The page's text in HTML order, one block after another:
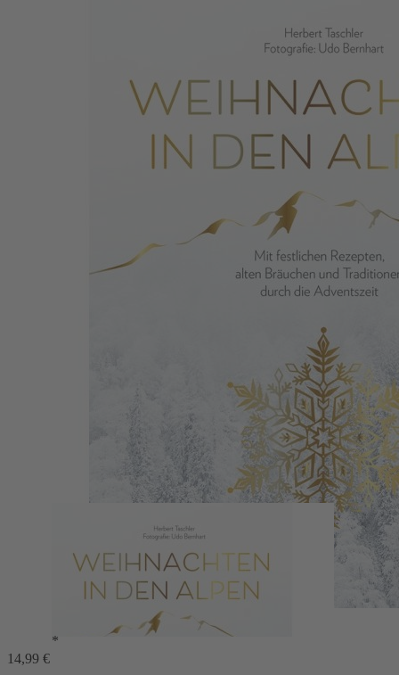
Weihnachten in den Alpen
Herbert Taschler, Udo Bernhart
Mit festlichen Rezepten, alten Bräuchen und Traditionen durch die
Adventszeit
*
14,99 €